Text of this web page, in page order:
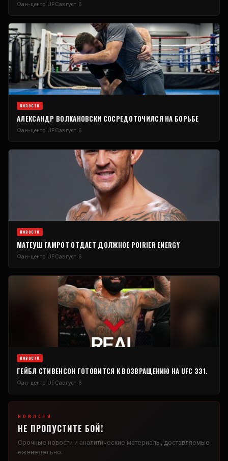
Фан-центр UFCавгуст 6
НОВОСТИ
АЛЕКСАНДР ВОЛКАНОВСКИ СОСРЕДОТОЧИЛСЯ НА БОРЬБЕ
Фан-центр UFCавгуст 6
НОВОСТИ
МАТЕУШ ГАМРОТ ОТДАЕТ ДОЛЖНОЕ POIRIER ENERGY
Фан-центр UFCавгуст 6
НОВОСТИ
ГЕЙБЛ СТИВЕНСОН ГОТОВИТСЯ К ВОЗВРАЩЕНИЮ НА UFC 331.
Фан-центр UFCавгуст 6
НОВОСТИ
НЕ ПРОПУСТИТЕ БОЙ!
Срочные новости и аналитические материалы, доставляемые
еженедельно.